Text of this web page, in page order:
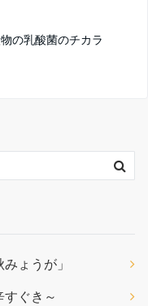
の乳酸菌のチカラ
ょうが」
ぐき～